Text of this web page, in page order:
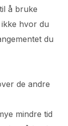
å bruke
hvor du
du
de andre
mindre tid